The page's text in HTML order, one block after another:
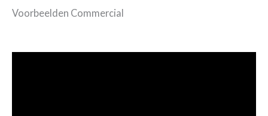
Voorbeelden Commercial